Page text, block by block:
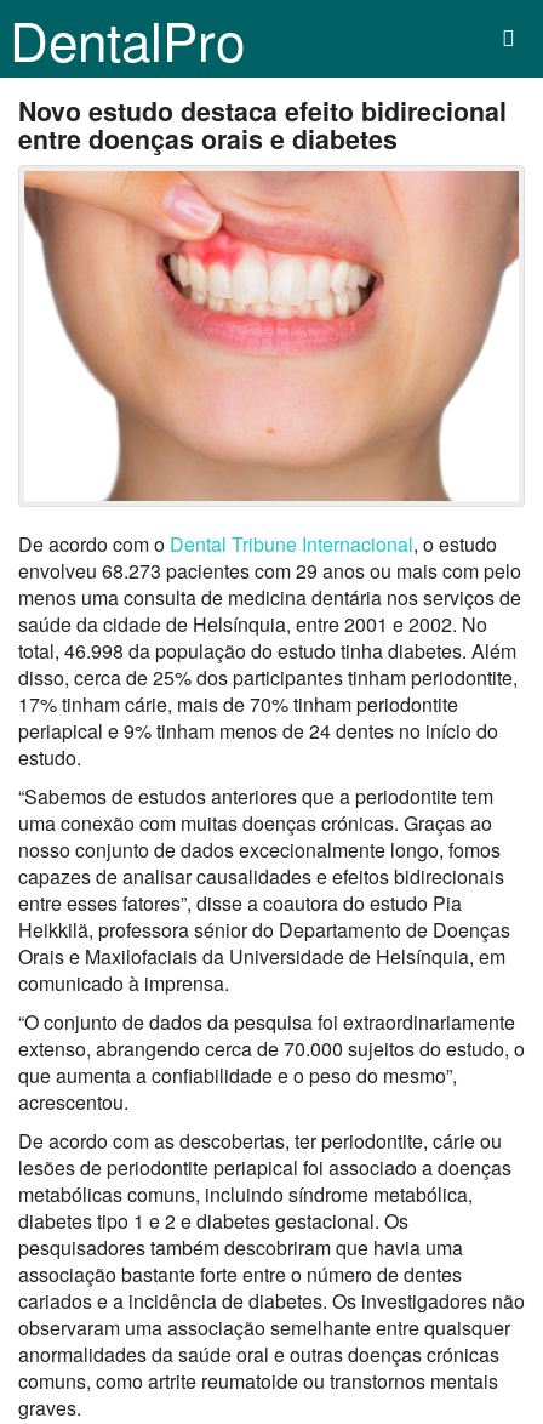
DentalPro
Novo estudo destaca efeito bidirecional
entre doenças orais e diabetes
De acordo com o Dental Tribune Internacional, o estudo
envolveu 68.273 pacientes com 29 anos ou mais com pelo
menos uma consulta de medicina dentária nos serviços de
saúde da cidade de Helsínquia, entre 2001 e 2002. No
total, 46.998 da população do estudo tinha diabetes. Além
disso, cerca de 25% dos participantes tinham periodontite,
17% tinham cárie, mais de 70% tinham periodontite
periapical e 9% tinham menos de 24 dentes no início do
estudo.
“Sabemos de estudos anteriores que a periodontite tem
uma conexão com muitas doenças crónicas. Graças ao
nosso conjunto de dados excecionalmente longo, fomos
capazes de analisar causalidades e efeitos bidirecionais
entre esses fatores”, disse a coautora do estudo Pia
Heikkilä, professora sénior do Departamento de Doenças
Orais e Maxilofaciais da Universidade de Helsínquia, em
comunicado à imprensa.
“O conjunto de dados da pesquisa foi extraordinariamente
extenso, abrangendo cerca de 70.000 sujeitos do estudo, o
que aumenta a confiabilidade e o peso do mesmo”,
acrescentou.
De acordo com as descobertas, ter periodontite, cárie ou
lesões de periodontite periapical foi associado a doenças
metabólicas comuns, incluindo síndrome metabólica,
diabetes tipo 1 e 2 e diabetes gestacional. Os
pesquisadores também descobriram que havia uma
associação bastante forte entre o número de dentes
cariados e a incidência de diabetes. Os investigadores não
observaram uma associação semelhante entre quaisquer
anormalidades da saúde oral e outras doenças crónicas
comuns, como artrite reumatoide ou transtornos mentais
graves.